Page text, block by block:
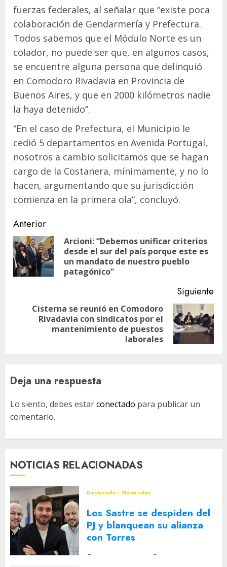
fuerzas federales, al señalar que “existe poca
colaboración de Gendarmería y Prefectura.
Todos sabemos que el Módulo Norte es un
colador, no puede ser que, en algunos casos,
se encuentre alguna persona que delinquió
en Comodoro Rivadavia en Provincia de
Buenos Aires, y que en 2000 kilómetros nadie
la haya detenido”.
“En el caso de Prefectura, el Municipio le
cedió 5 departamentos en Avenida Portugal,
nosotros a cambio solicitamos que se hagan
cargo de la Costanera, mínimamente, y no lo
hacen, argumentando que su jurisdicción
comienza en la primera ola”, concluyó.
Navegación
de
entradas
Anterior
Arcioni: “Debemos unificar criterios
desde el sur del país porque este es
un mandato de nuestro pueblo
patagónico”
Siguiente
Siguiente
Cisterna se reunió en Comodoro
Rivadavia con sindicatos por el
mantenimiento de puestos
laborales
Deja una respuesta
Lo siento, debes estarconectado para publicar un
comentario.
NOTICIAS RELACIONADAS
Destacada Generales
Los Sastre se despiden del
PJ y blanquean su alianza
con Torres
2 DE AGOSTO DE 2026